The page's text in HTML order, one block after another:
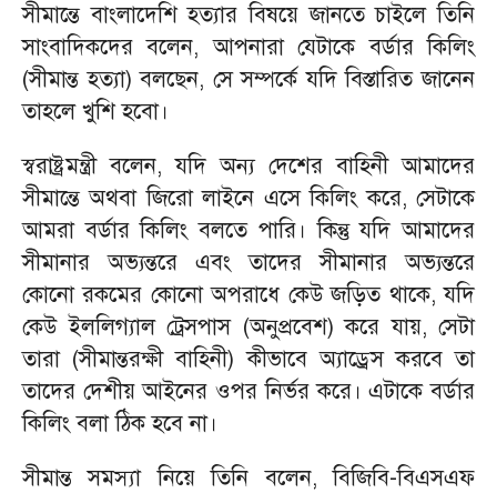
সীমান্তে বাংলাদেশি হত্যার বিষয়ে জানতে চাইলে তিনি
সাংবাদিকদের বলেন, আপনারা যেটাকে বর্ডার কিলিং
(সীমান্ত হত্যা) বলছেন, সে সম্পর্কে যদি বিস্তারিত জানেন
তাহলে খুশি হবো।
স্বরাষ্ট্রমন্ত্রী বলেন, যদি অন্য দেশের বাহিনী আমাদের
সীমান্তে অথবা জিরো লাইনে এসে কিলিং করে, সেটাকে
আমরা বর্ডার কিলিং বলতে পারি। কিন্তু যদি আমাদের
সীমানার অভ্যন্তরে এবং তাদের সীমানার অভ্যন্তরে
কোনো রকমের কোনো অপরাধে কেউ জড়িত থাকে, যদি
কেউ ইললিগ্যাল ট্রেসপাস (অনুপ্রবেশ) করে যায়, সেটা
তারা (সীমান্তরক্ষী বাহিনী) কীভাবে অ্যাড্রেস করবে তা
তাদের দেশীয় আইনের ওপর নির্ভর করে। এটাকে বর্ডার
কিলিং বলা ঠিক হবে না।
সীমান্ত সমস্যা নিয়ে তিনি বলেন, বিজিবি-বিএসএফ